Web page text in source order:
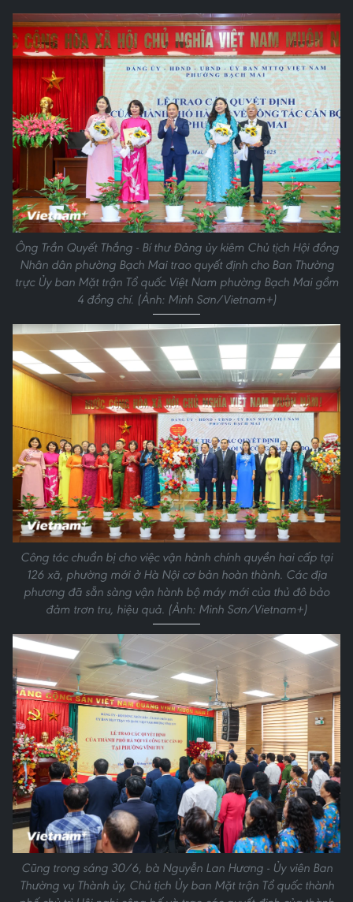
Ông Trần Quyết Thắng - Bí thư Đảng ủy kiêm Chủ tịch Hội đồng
Nhân dân phường Bạch Mai trao quyết định cho Ban Thường
trực Ủy ban Mặt trận Tổ quốc Việt Nam phường Bạch Mai gồm
4 đồng chí. (Ảnh: Minh Sơn/Vietnam+)
Công tác chuẩn bị cho việc vận hành chính quyền hai cấp tại
126 xã, phường mới ở Hà Nội cơ bản hoàn thành. Các địa
phương đã sẵn sàng vận hành bộ máy mới của thủ đô bảo
đảm trơn tru, hiệu quả. (Ảnh: Minh Sơn/Vietnam+)
Cũng trong sáng 30/6, bà Nguyễn Lan Hương - Ủy viên Ban
Thường vụ Thành ủy, Chủ tịch Ủy ban Mặt trận Tổ quốc thành